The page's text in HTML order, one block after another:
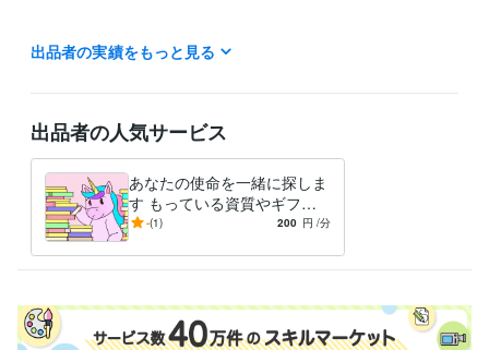
私の鑑定は、その場の即興で行うものではなく、
準備を整えてからお話しさせていただくスタイルです。
そのため、1日1名から2名様までの【完全予約制】としております。
魂の設計図や過去生という、非常にデリケートな内容を扱う鑑定です。
お一人おひとりの繊細なテーマに、静かに真摯に向き合いたいと考えて
ご予約の状況によっては、鑑定まで1週間ほどお時間をいただく場合もご
出品者の実績をもっと見る
出品者の人気サービス
あなたの使命を一緒に探しま
す もっている資質やギフト
を使って人生を切り開く
-(1) 200 円 /分